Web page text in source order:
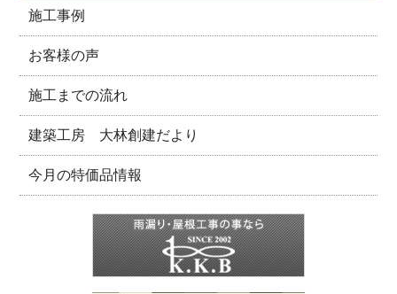
施工事例
お客様の声
施工までの流れ
建築工房 大林創建だより
今月の特価品情報